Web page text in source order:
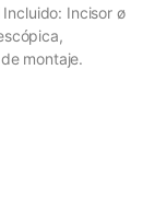
Incisor ø
montaje.